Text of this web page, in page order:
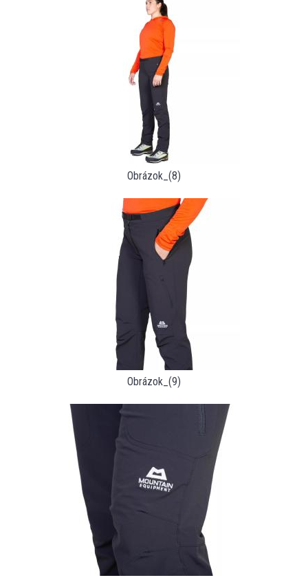
Obrázok_(8)
Obrázok_(9)